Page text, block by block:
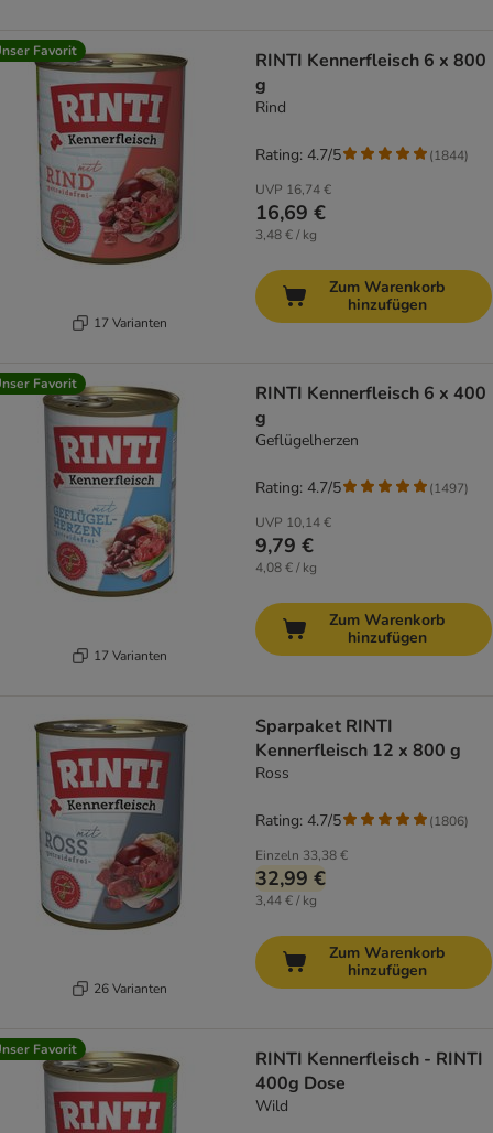
Favorit
17 Varianten
RINTI Kennerfleisch 6 x 800
g
Rind
UVP 16,74 €
16,69 €
3,48 € / kg
Rating: 4.7/5 (1844)
Zum Warenkorb
hinzufügen
Favorit
17 Varianten
RINTI Kennerfleisch 6 x 400
g
Geflügelherzen
UVP 10,14 €
9,79 €
4,08 € / kg
Rating: 4.7/5 (1497)
Zum Warenkorb
hinzufügen
26 Varianten
Sparpaket RINTI
Kennerfleisch 12 x 800 g
Ross
Einzeln 33,38 €
32,99 €
3,44 € / kg
Rating: 4.7/5 (1806)
Zum Warenkorb
hinzufügen
Favorit
RINTI Kennerfleisch - RINTI
400g Dose
Wild